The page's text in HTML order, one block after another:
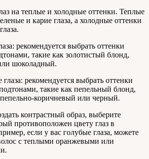
на теплые и холодные оттенки. Теплые
и карие глаза, а холодные оттенки
рекомендуется выбрать оттенки
такие как золотистый блонд,
шоколадный.
рекомендуется выбрать оттенки
такие как пепельный блонд,
коричневый или черный.
контрастный образ, выберите
противоположен цвету глаз в
если у вас голубые глаза, можете
с теплыми оранжевыми или